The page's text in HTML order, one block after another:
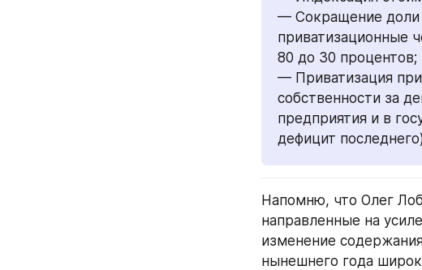
— Сокращение доли
приватизационные
80 до 30 процентов;
— Приватизация
собственности за
предприятия и в
дефицит
Напомню, что Олег
направленные на
изменение
нынешнего года